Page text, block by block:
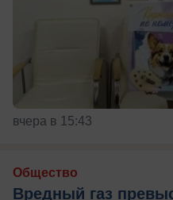
вчера в 15:43
Общество
Вредный газ